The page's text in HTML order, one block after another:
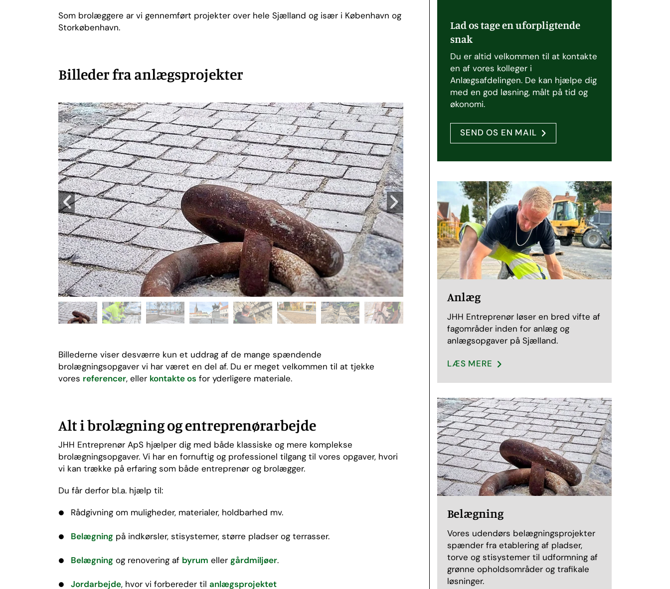
Som brolæggere ar vi gennemført projekter over hele Sjælland og især i København og
Storkøbenhavn.
Billeder fra anlægsprojekter
Billederne viser desværre kun et uddrag af de mange spændende
brolægningsopgaver vi har været en del af. Du er meget velkommen til at tjekke
vores referencer, eller kontakte os for yderligere materiale.
Alt i brolægning og entreprenørarbejde
JHH Entreprenør ApS hjælper dig med både klassiske og mere komplekse
brolægningsopgaver. Vi har en fornuftig og professionel tilgang til vores opgaver, hvori
vi kan trække på erfaring som både entreprenør og brolægger.
Du får derfor bl.a. hjælp til:
Rådgivning om muligheder, materialer, holdbarhed mv.
Belægningpå indkørsler, stisystemer, større pladser og terrasser.
Belægningog renovering af byrum eller gårdmiljøer.
Jordarbejde, hvor vi forbereder til anlægsprojektet
Lad os tage en uforpligtende
snak
Du er altid velkommen til at kontakte
en af vores kolleger i
Anlægsafdelingen. De kan hjælpe dig
med en god løsning, målt på tid og
økonomi.
SEND OS EN MAIL
Anlæg
JHH Entreprenør løser en bred vifte af
fagområder inden for anlæg og
anlægsopgaver på Sjælland.
LÆS MERE
Belægning
Vores udendørs belægningsprojekter
spænder fra etablering af pladser,
torve og stisystemer til udformning af
grønne opholdsområder og trafikale
løsninger.